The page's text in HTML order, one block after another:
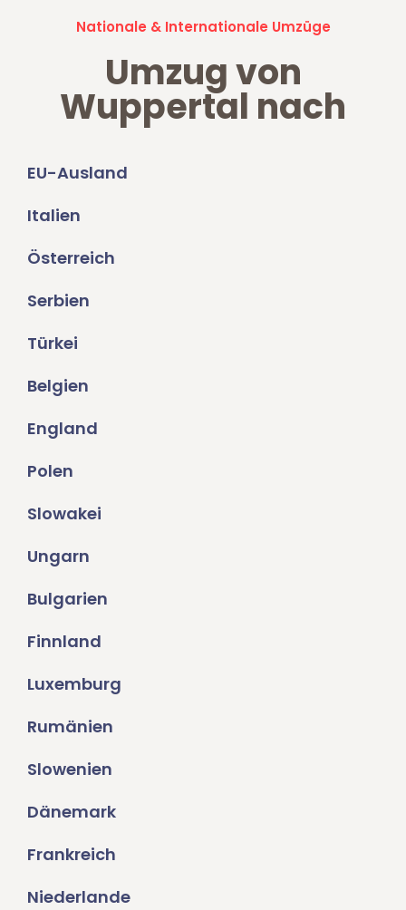
Nationale & Internationale Umzüge
Umzug von
Wuppertal nach
EU-Ausland
Italien
Österreich
Serbien
Türkei
Belgien
England
Polen
Slowakei
Ungarn
Bulgarien
Finnland
Luxemburg
Rumänien
Slowenien
Dänemark
Frankreich
Niederlande